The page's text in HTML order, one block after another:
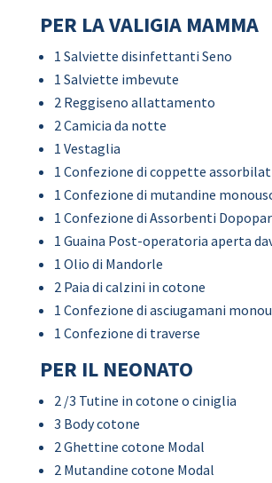
PER LA VALIGIA MAMMA
1 Salviette disinfettanti Seno
1 Salviette imbevute
2 Reggiseno allattamento
2 Camicia da notte
1 Vestaglia
1 Confezione di coppette
1 Confezione di mutandine
1 Confezione di Assorbenti
1 Guaina Post-operatoria aperta
1 Olio di Mandorle
2 Paia di calzini in cotone
1 Confezione di asciugamani
1 Confezione di traverse
PER IL NEONATO
2 /3 Tutine in cotone o ciniglia
3 Body cotone
2 Ghettine cotone Modal
2 Mutandine cotone Modal